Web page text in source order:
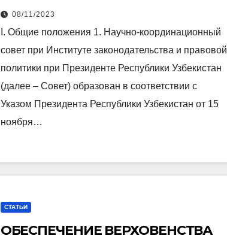
Институте законодательства и
правовой политики при
Президенте Республики
Узбекистан
08/11/2023
I. Общие положения 1. Научно-координационный
совет при Институте законодательства и правовой
политики при Президенте Республики Узбекистан
(далее – Совет) образован в соответствии с
Указом Президента Республики Узбекистан от 15
ноября…
СТАТЬИ
ОБЕСПЕЧЕНИЕ ВЕРХОВЕНСТВА